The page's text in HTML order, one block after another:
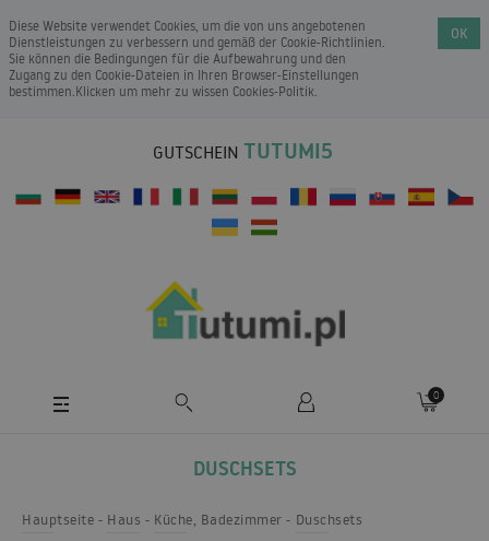
Diese Website verwendet Cookies, um die von uns angebotenen
Dienstleistungen zu verbessern und gemäß der Cookie-Richtlinien.
Sie können die Bedingungen für die Aufbewahrung und den
Zugang zu den Cookie-Dateien in Ihren Browser-Einstellungen
bestimmen.Klicken um mehr zu wissen Cookies-Politik.
OK
GUTSCHEIN TUTUMI5
0
DUSCHSETS
Hauptseite Haus Küche, Badezimmer Duschsets